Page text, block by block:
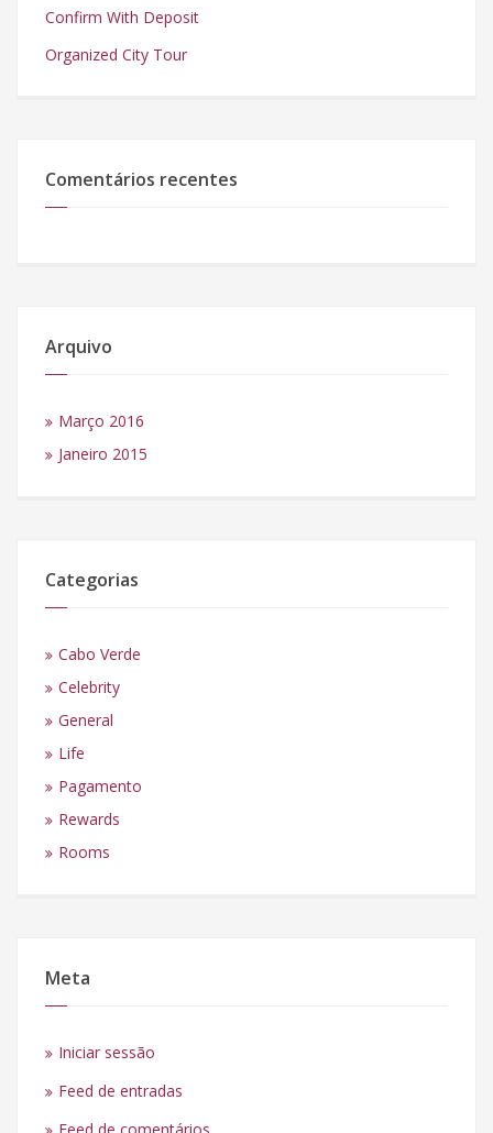
Confirm With Deposit
Organized City Tour
Comentários recentes
Arquivo
Março 2016
Janeiro 2015
Categorias
Cabo Verde
Celebrity
General
Life
Pagamento
Rewards
Rooms
Meta
Iniciar sessão
Feed de entradas